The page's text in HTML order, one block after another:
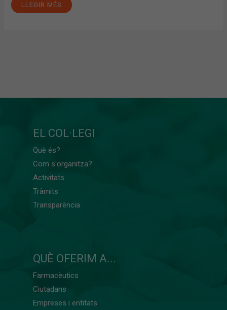
LLEGIR MÉS
EL COL·LEGI
Què és?
Com s'organitza?
Activitats
Tràmits
Transparència
QUÈ OFERIM A...
Farmacèutics
Ciutadans
Empreses i entitats